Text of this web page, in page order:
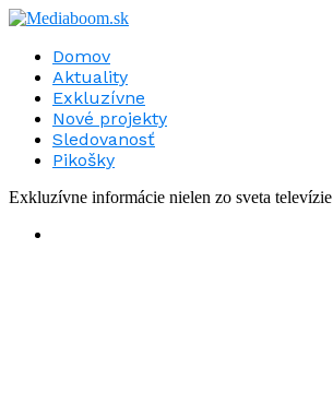
Domov
Aktuality
Exkluzívne
Nové projekty
Sledovanosť
Pikošky
Exkluzívne informácie nielen zo sveta televízie